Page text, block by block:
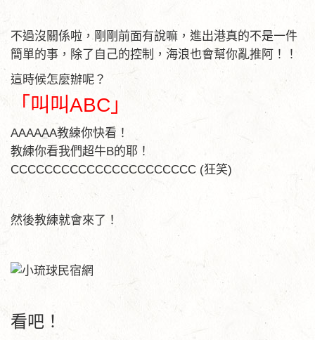
不過沒關係啦，剛剛前面有說嘛，進出港真的不是一件
簡單的事，除了自己的控制，海浪也會幫你亂推阿！！
這時候怎麼辦呢？
「叫叫ABC」
AAAAAA教練你快看！
教練你看我們超牛B的耶！
CCCCCCCCCCCCCCCCCCCCCC (狂笑)
然後教練就會來了！
看吧！